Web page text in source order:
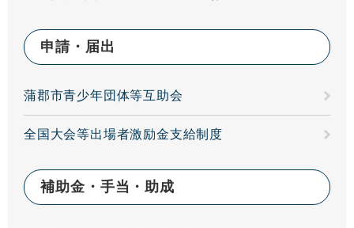
申請・届出
蒲郡市青少年団体等互助会
全国大会等出場者激励金支給制度
補助金・手当・助成